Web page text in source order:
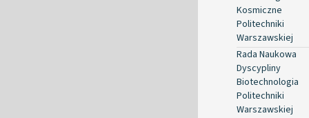
Kosmiczne
Politechniki
Warszawskiej
Rada Naukowa
Dyscypliny
Biotechnologia
Politechniki
Warszawskiej